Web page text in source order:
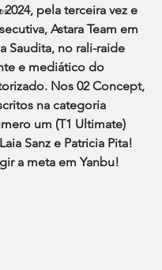
pela terceira vez e
Astara Team em
Saudita, no rali-raide
e mediático do
Nos 02 Concept,
na categoria
um (T1 Ultimate)
Sanz e Patricia Pita!
a meta em Yanbu!